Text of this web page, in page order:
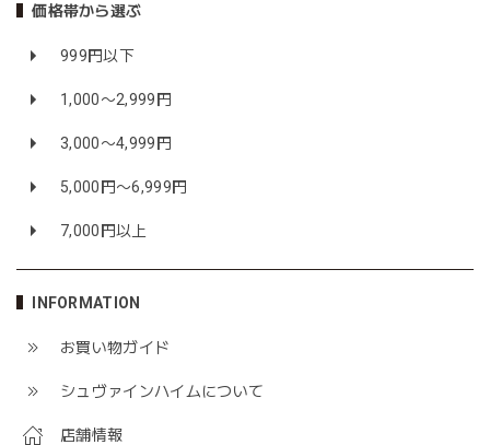
価格帯から選ぶ
999円以下
1,000〜2,999円
3,000〜4,999円
5,000円〜6,999円
7,000円以上
INFORMATION
お買い物ガイド
シュヴァインハイムについて
店舗情報